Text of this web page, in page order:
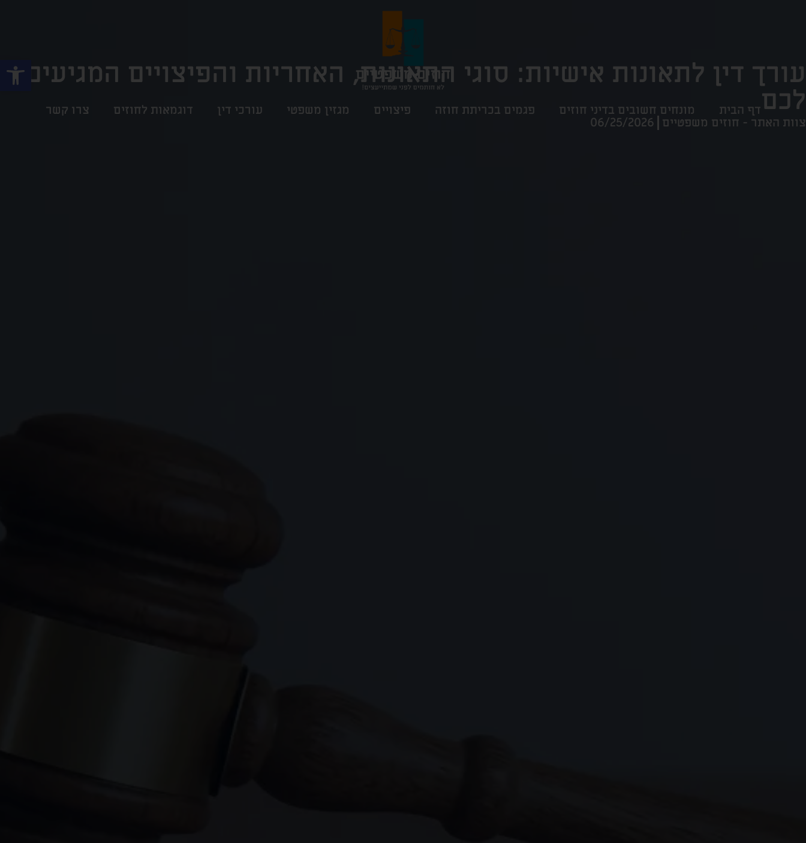
דף הבית מונחים חשובים בדיני חוזים פגמים בכריתת חוזה פיצויים מגזין משפטי עורכי דין דוגמאות לחוזים צרו קשר
עורך דין לתאונות אישיות: סוגי התאונות, האחריות והפיצויים המגיעים
לכם
צוות האתר - חוזים משפטיים 06/25/2026